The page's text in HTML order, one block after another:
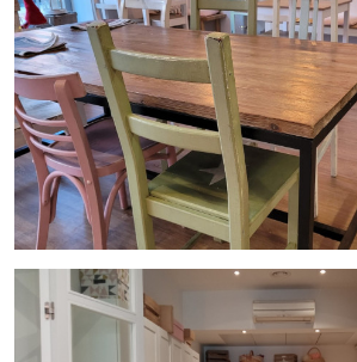
imágenes, todo lo necesario para
desde el primer día. La persiana exterior
puerta principal acristalada es
sistemas de cortina de aire, 3 splits
circuito cerrado de cámaras...etc
El precio del traspaso es de 51.000€ y
actual de 850€+IVA
No dudes en contactar conInmoOlaya
propietario de este buen negocio.